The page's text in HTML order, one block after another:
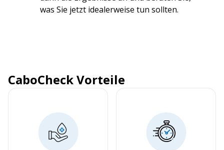
was Sie jetzt idealerweise tun sollten.
CaboCheck Vorteile